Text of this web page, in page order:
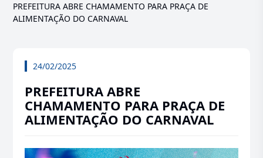
PREFEITURA ABRE CHAMAMENTO PARA PRAÇA DE
ALIMENTAÇÃO DO CARNAVAL
24/02/2025
PREFEITURA ABRE
CHAMAMENTO PARA PRAÇA DE
ALIMENTAÇÃO DO CARNAVAL